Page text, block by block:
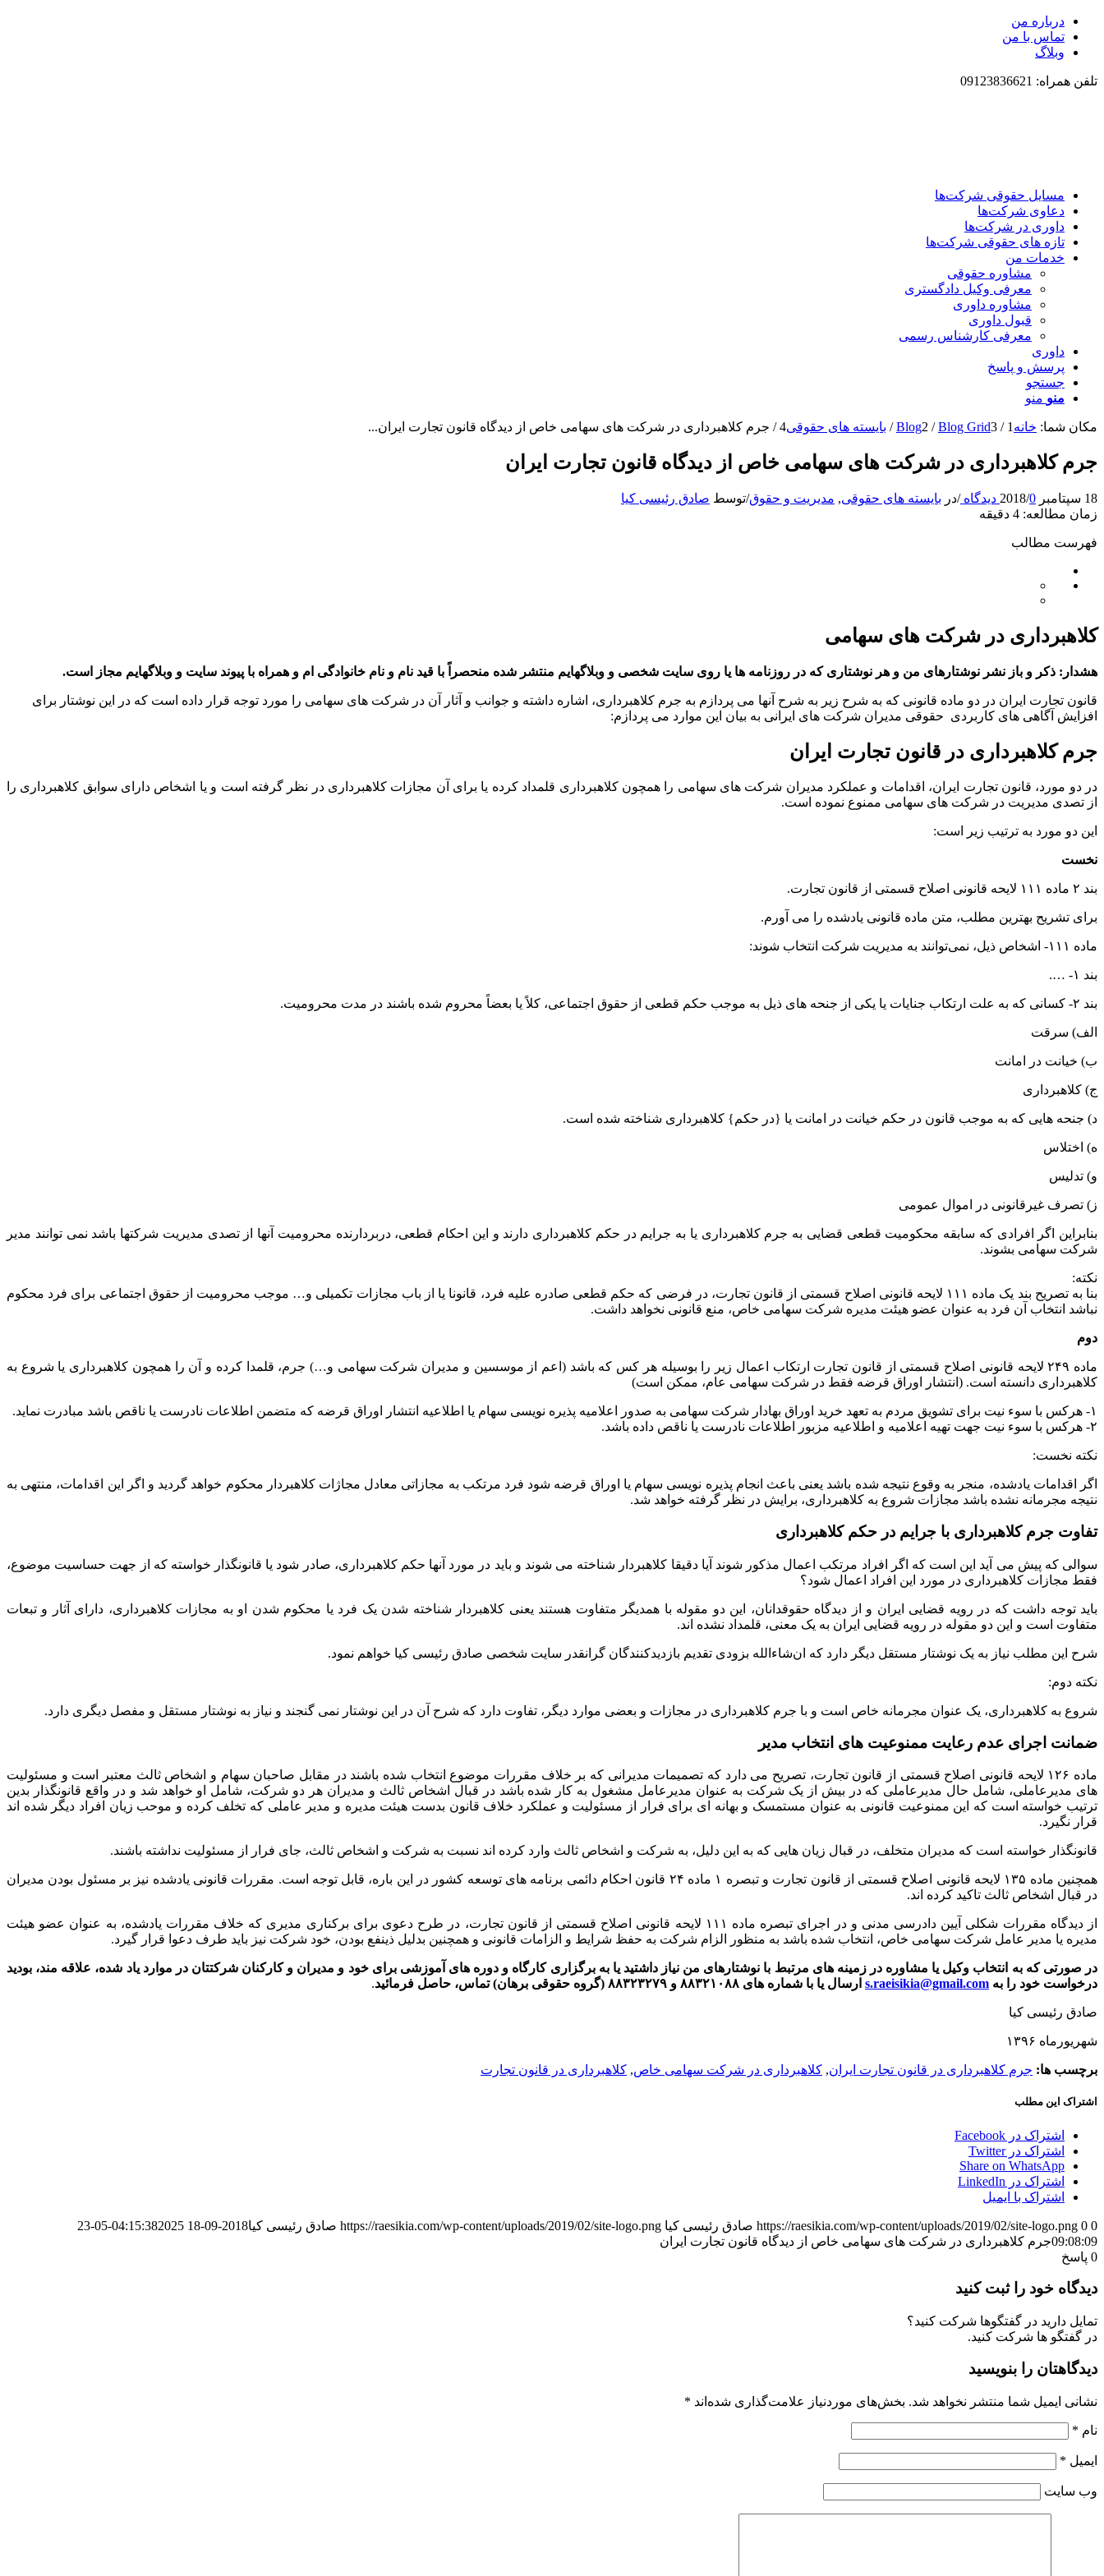
درباره من
تماس با من
وبلاگ
تلفن همراه: 09123836621
مسایل حقوقی شرکت‌ها
دعاوی شرکت‌ها
داوری در شرکت‌ها
تازه های حقوقی شرکت‌ها
خدمات من
مشاوره حقوقی
معرفی وکیل دادگستری
مشاوره داوری
قبول داوری
معرفی کارشناس رسمی
داوری
پرسش و پاسخ
جستجو
منو منو
مکان شما: خانه 1
/
Blog2 / Blog Grid3
/ بایسته های حقوقی4
/ جرم کلاهبرداری در شرکت های سهامی خاص از دیدگاه قانون تجارت ایران...
جرم کلاهبرداری در شرکت های سهامی خاص از دیدگاه قانون تجارت ایران
18 سپتامبر 2018 /0 دیدگاه /در بایسته های حقوقی, مدیریت و حقوق/توسط صادق رئیسی کیا
زمان مطالعه: 4 دقیقه
فهرست مطالب
کلاهبرداری در شرکت های سهامی
هشدار: ذکر و باز نشر نوشتارهای من و هر نوشتاری که در روزنامه ها یا روی سایت شخصی و وبلاگهایم منتشر شده منحصراً با قید نام و نام خانوادگی ام و همراه با پیوند سایت و وبلاگهایم مجاز است.
قانون تجارت ایران در دو ماده قانونی که به شرح زیر به شرح آنها می پردازم به جرم کلاهبرداری، اشاره داشته و جوانب و آثار آن در شرکت های سهامی را مورد توجه قرار داده است که در این نوشتار برای
افزایش آگاهی های کاربردی حقوقی مدیران شرکت های ایرانی به بیان این موارد می پردازم:
جرم کلاهبرداری در قانون تجارت ایران
در دو مورد، قانون تجارت ایران، اقدامات و عملکرد مدیران شرکت های سهامی را همچون کلاهبرداری قلمداد کرده یا برای آن مجازات کلاهبرداری در نظر گرفته است و یا اشخاص دارای سوابق کلاهبرداری را
از تصدی مدیریت در شرکت های سهامی ممنوع نموده است.
این دو مورد به ترتیب زیر است:
نخست
بند ۲ ماده ۱۱۱ لایحه قانونی اصلاح قسمتی از قانون تجارت.
برای تشریح بهترین مطلب، متن ماده قانونی یادشده را می آورم.
ماده ۱۱۱- اشخاص ذیل، نمی‌توانند به مدیریت شرکت انتخاب شوند:
بند ۱- ….
بند ۲- کسانی که به علت ارتکاب جنایات یا یکی از جنحه های ذیل به موجب حکم قطعی از حقوق اجتماعی، کلاً یا بعضاً محروم شده باشند در مدت محرومیت.
الف) سرقت
ب) خیانت در امانت
ج) کلاهبرداری
د) جنحه هایی که به موجب قانون در حکم خیانت در امانت یا {در حکم} کلاهبرداری شناخته شده است.
ه) اختلاس
و) تدلیس
ز) تصرف غیرقانونی در اموال عمومی
بنابراین اگر افرادی که سابقه محکومیت قطعی قضایی به جرم کلاهبرداری یا به جرایم در حکم کلاهبرداری دارند و این احکام قطعی، دربردارنده محرومیت آنها از تصدی مدیریت شرکتها باشد نمی توانند مدیر
شرکت سهامی بشوند.
نکته:
بنا به تصریح بند یک ماده ۱۱۱ لایحه قانونی اصلاح قسمتی از قانون تجارت، در فرضی که حکم قطعی صادره علیه فرد، قانونا یا از باب مجازات تکمیلی و… موجب محرومیت از حقوق اجتماعی برای فرد محکوم
نباشد انتخاب آن فرد به عنوان عضو هیئت مدیره شرکت سهامی خاص، منع قانونی نخواهد داشت.
دوم
ماده ۲۴۹ لایحه قانونی اصلاح قسمتی از قانون تجارت ارتکاب اعمال زیر را بوسیله هر کس که باشد (اعم از موسسین و مدیران شرکت سهامی و…) جرم، قلمدا کرده و آن را همچون کلاهبرداری یا شروع به
کلاهبرداری دانسته است. (انتشار اوراق قرضه فقط در شرکت سهامی عام، ممکن است)
۱- هرکس با سوء نیت برای تشویق مردم به تعهد خرید اوراق بهادار شرکت سهامی به صدور اعلامیه پذیره نویسی سهام یا اطلاعیه انتشار اوراق قرضه که متضمن اطلاعات نادرست یا ناقص باشد مبادرت نماید.
۲- هرکس با سوء نیت جهت تهیه اعلامیه و اطلاعیه مزبور اطلاعات نادرست یا ناقص داده باشد.
نکته نخست:
اگر اقدامات یادشده، منجر به وقوع نتیجه شده باشد یعنی باعث انجام پذیره نویسی سهام یا اوراق قرضه شود فرد مرتکب به مجازاتی معادل مجاژات کلاهبردار محکوم خواهد گردید و اگر این اقدامات، منتهی به
نتیجه مجرمانه نشده باشد مجازات شروع به کلاهبرداری، برایش در نظر گرفته خواهد شد.
تفاوت جرم کلاهبرداری با جرایم در حکم کلاهبرداری
سوالی که پیش می آید این است که اگر افراد مرتکب اعمال مذکور شوند آیا دقیقا کلاهبردار شناخته می شوند و باید در مورد آنها حکم کلاهبرداری، صادر شود یا قانونگذار خواسته که از جهت حساسیت موضوع،
فقط مجازات کلاهبرداری در مورد این افراد اعمال شود؟
باید توجه داشت که در رویه قضایی ایران و از دیدگاه حقوقدانان، این دو مقوله با همدیگر متفاوت هستند یعنی کلاهبردار شناخته شدن یک فرد یا محکوم شدن او به مجازات کلاهبرداری، دارای آثار و تبعات
متفاوت است و این دو مقوله در رویه قضایی ایران به یک معنی، قلمداد نشده اند.
شرح این مطلب نیاز به یک نوشتار مستقل دیگر دارد که ان‌شاءالله بزودی تقدیم بازدیدکنندگان گرانقدر سایت شخصی صادق رئیسی کیا خواهم نمود.
نکته دوم:
شروع به کلاهبرداری، یک عنوان مجرمانه خاص است و با جرم کلاهبرداری در مجازات و بعضی موارد دیگر، تفاوت دارد که شرح آن در این نوشتار نمی گنجند و نیاز به نوشتار مستقل و مفصل دیگری دارد.
ضمانت اجرای عدم رعایت ممنوعیت های انتخاب مدیر
ماده ۱۲۶ لایحه قانونی اصلاح قسمتی از قانون تجارت، تصریح می دارد که تصمیمات مدیرانی که بر خلاف مقررات موضوع انتخاب شده باشند در مقابل صاحبان سهام و اشخاص ثالث معتبر است و مسئولیت
های مدیرعاملی، شامل حال مدیرعاملی که در بیش از یک شرکت به عنوان مدیرعامل مشغول به کار شده باشد در قبال اشخاص ثالث و مدیران هر دو شرکت، شامل او خواهد شد و در واقع قانونگذار بدین
ترتیب خواسته است که این ممنوعیت قانونی به عنوان مستمسک و بهانه ای برای فرار از مسئولیت‌ و عملکرد خلاف قانون بدست هیئت مدیره و مدیر عاملی که تخلف کرده‌ و موحب زیان افراد دیگر شده اند
قرار نگیرد.
قانونگذار خواسته است که مدیران متخلف، در قبال زیان هایی که به این دلیل، به شرکت و اشخاص ثالث وارد کرده اند نسبت به شرکت و اشخاص ثالث، جای فرار از مسئولیت نداشته باشند.
همچنین ماده ۱۳۵ لایحه قانونی اصلاح قسمتی از قانون تجارت و تبصره ۱ ماده ۲۴ قانون احکام دائمی برنامه های توسعه کشور در این باره، قابل توجه است. مقررات قانونی یادشده نیز بر مسئول بودن مدیران
در قبال اشخاص ثالث تاکید کرده اند.
از دیدگاه مقررات شکلی آیین دادرسی مدنی و در اجرای تبصره ماده ۱۱۱ لایحه قانونی اصلاح قسمتی از قانون تجارت، در طرح دعوی برای برکناری مدیری که خلاف مقررات یادشده، به عنوان عضو هیئت
مدیره یا مدیر عامل شرکت سهامی خاص، انتخاب شده باشد به منظور الزام شرکت به حفظ شرایط و الزامات قانونی و همچنین بدلیل ذینفع بودن، خود شرکت نیز باید طرف دعوا قرار گیرد.
در صورتی که به انتخاب وکیل یا مشاوره در زمینه های مرتبط با نوشتارهای من نیاز داشتید یا به برگزاری کارگاه و دوره های آموزشی برای خود و مدیران و کارکنان شرکتتان در موارد یاد شده، علاقه مند، بودید
درخواست خود را به s.raeisikia@gmail.com ارسال یا با شماره های ۸۸۳۲۱۰۸۸ و ۸۸۳۲۳۲۷۹ (گروه حقوقی برهان) تماس، حاصل فرمائید .
صادق رئیسی کیا
شهریورماه ۱۳۹۶
برچسب ها: جرم کلاهبرداری در قانون تجارت ایران, کلاهبرداری در شرکت سهامی خاص, کلاهبرداری در قانون تجارت
اشتراک این مطلب
اشتراک در Facebook
اشتراک در Twitter
Share on WhatsApp
اشتراک در LinkedIn
اشتراک با ایمیل
https://raesikia.com/wp-content/uploads/2019/02/site-logo.png 0 0 صادق رئیسی کیا https://raesikia.com/wp-content/uploads/2019/02/site-logo.png صادق رئیسی کیا2018-09-18 04:15:38
2025-05-23
09:08:09جرم کلاهبرداری در شرکت های سهامی خاص از دیدگاه قانون تجارت ایران
0 پاسخ
دیدگاه خود را ثبت کنید
تمایل دارید در گفتگوها شرکت کنید؟
در گفتگو ها شرکت کنید.
دیدگاهتان را بنویسید
نشانی ایمیل شما منتشر نخواهد شد. بخش‌های موردنیاز علامت‌گذاری شده‌اند *
نام *
ایمیل *
وب‌ سایت